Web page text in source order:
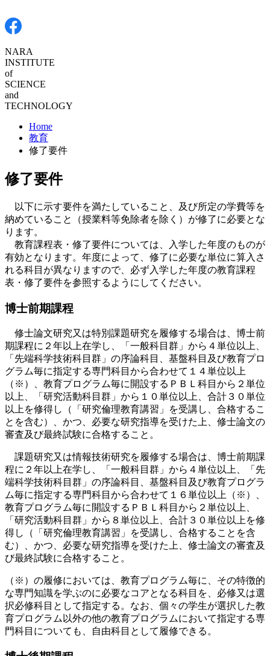
NARA
INSTITUTE
of SCIENCE
and
TECHNOLOGY
教育
修了要件
修了要件
納めていること（授業料等免除者を除く）が修了に必要とな
ります。
教育課程表・修了要件については、入学した年度のものが
有効となります。年度によって、修了に必要な単位に算入さ
れる科目が異なりますので、必ず入学した年度の教育課程
表・修了要件を参照するようにしてください。
期課程に２年以上在学し、「一般科目群」から４単位以上、
「先端科学技術科目群」の序論科目、基盤科目及び教育プロ
グラム毎に指定する専門科目から合わせて１４単位以上
（※）、教育プログラム毎に開設するＰＢＬ科目から２単位
以上、「研究活動科目群」から１０単位以上、合計３０単位
以上を修得し（「研究倫理教育講習」を受講し、合格するこ
とを含む）、かつ、必要な研究指導を受けた上、修士論文の
審査及び最終試験に合格すること。
程に２年以上在学し、「一般科目群」から４単位以上、「先
端科学技術科目群」の序論科目、基盤科目及び教育プログラ
ム毎に指定する専門科目から合わせて１６単位以上（※）、
教育プログラム毎に開設するＰＢＬ科目から２単位以上、
「研究活動科目群」から８単位以上、合計３０単位以上を修
得し（「研究倫理教育講習」を受講し、合格することを含
む）、かつ、必要な研究指導を受けた上、修士論文の審査及
び最終試験に合格すること。
な専門知識を学ぶのに必要なコアとなる科目を、必修又は選
択必修科目として指定する。なお、個々の学生が選択した教
育プログラム以外の他の教育プログラムにおいて指定する専
門科目についても、自由科目として履修できる。